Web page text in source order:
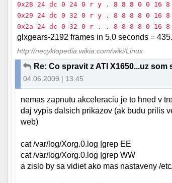
0x28 24 dc 0 24 0 r y . 8 8 8 0 0 16 8
0x29 24 dc 0 32 0 r y . 8 8 8 8 0 16 8
0x2a 24 dc 0 32 0 r . . 8 8 8 8 0 16 8
glxgears-2192 frames in 5.0 seconds =
http://necyklopedia.wikia.com/wiki/Linux
Re: Co spravit z ATI X1650...uz
04.06.2009 | 13:45
nemas zapnutu akceleraciu je to hned v
daj vypis dalsich prikazov (ak budu prilis
web)
cat /var/log/Xorg.0.log |grep EE
cat /var/log/Xorg.0.log |grep WW
a zislo by sa vidiet ako mas nastaveny /